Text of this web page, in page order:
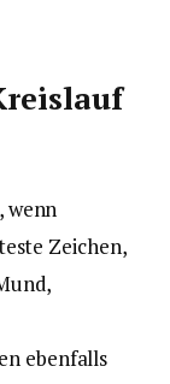
wenn
Zeichen,
ebenfalls